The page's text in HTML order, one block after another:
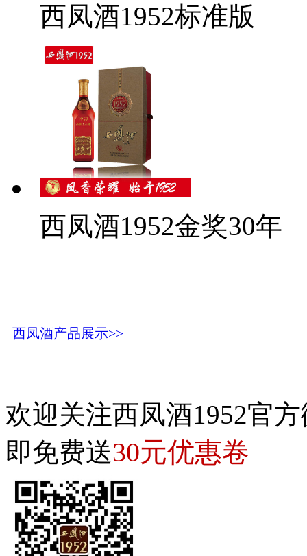
西凤酒1952标准版
西凤酒1952金奖30年
西凤酒产品展示>>
欢迎关注西凤酒1952官
即免费送30元优惠卷